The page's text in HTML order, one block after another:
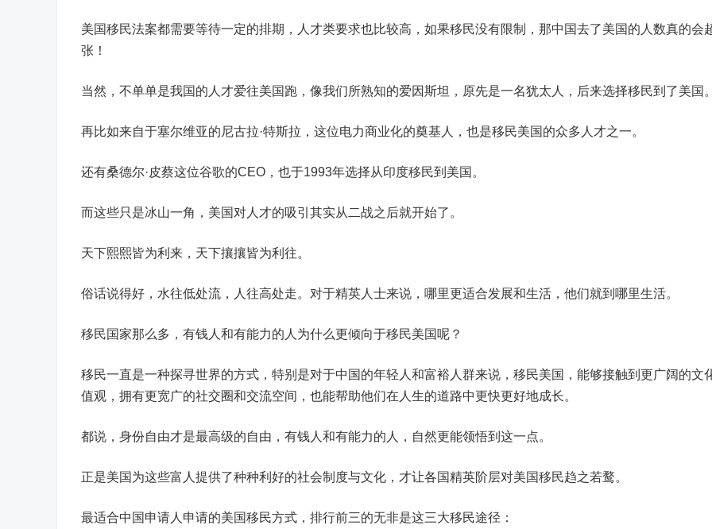
美国移民法案都需要等待一定的排期，人才类要求也比较高，如果移民没有限制，那中国去了美国的人数真的会
张！
当然，不单单是我国的人才爱往美国跑，像我们所熟知的爱因斯坦，原先是一名犹太人，后来选择移民到了美国。
再比如来自于塞尔维亚的尼古拉·特斯拉，这位电力商业化的奠基人，也是移民美国的众多人才之一。
还有桑德尔·皮蔡这位谷歌的CEO，也于1993年选择从印度移民到美国。
而这些只是冰山一角，美国对人才的吸引其实从二战之后就开始了。
天下熙熙皆为利来，天下攘攘皆为利往。
俗话说得好，水往低处流，人往高处走。对于精英人士来说，哪里更适合发展和生活，他们就到哪里生活。
移民国家那么多，有钱人和有能力的人为什么更倾向于移民美国呢？
移民一直是一种探寻世界的方式，特别是对于中国的年轻人和富裕人群来说，移民美国，能够接触到更广阔的文
值观，拥有更宽广的社交圈和交流空间，也能帮助他们在人生的道路中更快更好地成长。
都说，身份自由才是最高级的自由，有钱人和有能力的人，自然更能领悟到这一点。
正是美国为这些富人提供了种种利好的社会制度与文化，才让各国精英阶层对美国移民趋之若鹜。
最适合中国申请人申请的美国移民方式，排行前三的无非是这三大移民途径：